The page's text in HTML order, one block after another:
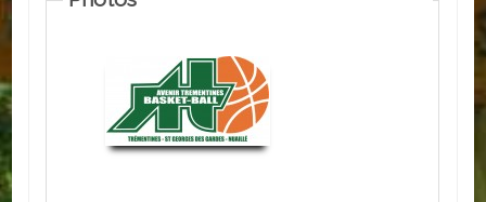
Ecole publique